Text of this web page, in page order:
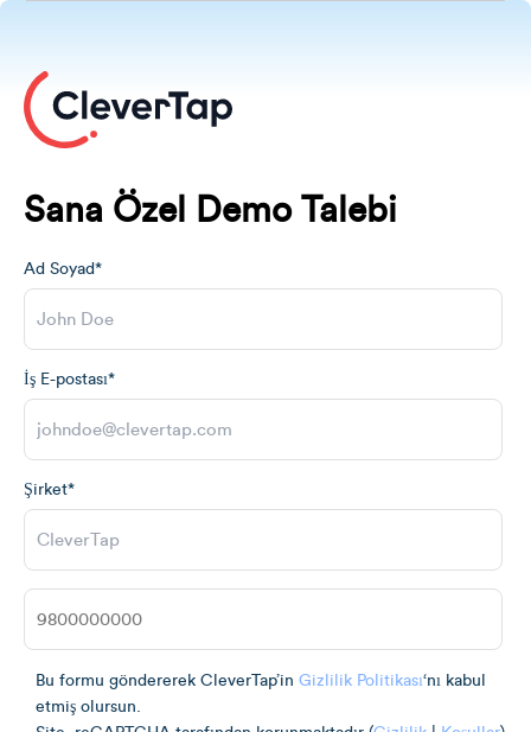
Sana Özel Demo Talebi
Ad Soyad*
İş E-postası*
Şirket*
Bu formu göndererek CleverTap’in Gizlilik Politikası‘nı kabul
etmiş olursun.